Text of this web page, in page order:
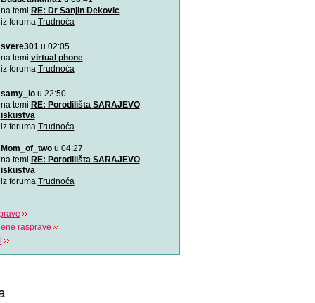
na temi RE: Dr Sanjin Dekovic
iz foruma Trudnoća
svere301u 02:05
na temi virtual phone
iz foruma Trudnoća
samy_lou 22:50
na temi RE: Porodilišta SARAJEVO
iskustva
iz foruma Trudnoća
Mom_of_twou 04:27
na temi RE: Porodilišta SARAJEVO
iskustva
iz foruma Trudnoća
rasprave